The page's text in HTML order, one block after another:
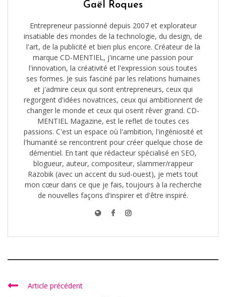
Gaël Roques
Entrepreneur passionné depuis 2007 et explorateur
insatiable des mondes de la technologie, du design, de
l'art, de la publicité et bien plus encore. Créateur de la
marque CD-MENTIEL, j'incarne une passion pour
l'innovation, la créativité et l'expression sous toutes
ses formes. Je suis fasciné par les relations humaines
et j'admire ceux qui sont entrepreneurs, ceux qui
regorgent d'idées novatrices, ceux qui ambitionnent de
changer le monde et ceux qui osent rêver grand. CD-
MENTIEL Magazine, est le reflet de toutes ces
passions. C'est un espace où l'ambition, l'ingéniosité et
l'humanité se rencontrent pour créer quelque chose de
démentiel. En tant que rédacteur spécialisé en SEO,
blogueur, auteur, compositeur, slammer/rappeur
Razobik (avec un accent du sud-ouest), je mets tout
mon cœur dans ce que je fais, toujours à la recherche
de nouvelles façons d'inspirer et d'être inspiré.
Article précédent